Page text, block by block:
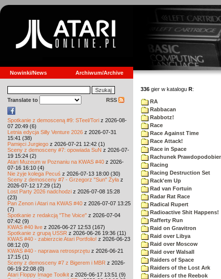
Nowinki/News Archiwum/Archive
Translate to RSS
Spotkanie z demosceną #9: STeel/Tori z 2026-08-
07 20:49 (6)
Letnia edycja Silly Venture 2026 z 2026-07-31
15:41 (38)
Pamięci Jurgiego z 2026-07-21 12:42 (1)
Sceny z demosceny #7: opowiada SuN z 2026-07-
19 15:24 (2)
Atari Muzeum w Poznaniu na KWAS #40 z 2026-
07-16 16:10 (4)
Nie żyje kolega Pecuś z 2026-07-13 18:00 (30)
Sceny z demosceny #7 - Grzegorz "Sun" Żyła z
2026-07-12 17:29 (12)
Lost Party 2026 nadchodzi z 2026-07-08 15:28
(23)
Pan Zenon i Atari na KWAS #40 z 2026-07-07 13:25
(7)
Spotkanie z redakcją "The Voice" z 2026-07-04
07:42 (9)
KWAS #40 live z 2026-06-27 12:53 (167)
Spotkanie z grupą USSR z 2026-06-26 19:36 (11)
KWAS #40 - zabierzcie Atari Portfolio! z 2026-06-23
08:12 (0)
KWAS #40 - naprawa retrosprzętu z 2026-06-21
17:15 (1)
Sceny z demosceny #7 z Bigerem i MBR z 2026-
06-19 22:08 (0)
Atari Floppy Image Toolkit z 2026-06-17 13:51 (9)
336 gier w katalogu R:
RA
Rabbacan
Rabbotz!
Race
Race Against Time
Race Attack!
Race in Space
Rachunek
Racing
Racing Destruction Set
Rack'em Up
Rad van Fortuin
Radar Rat Race
Radical Rupert
Radioactive Shit Happens!
Rafferty Run
Raid on Gravitron
Raid over Libya
Raid over Moscow
Raid over Walsall
Raiders of Space
Raiders of the Lost Ark
Raiders of the Reebok